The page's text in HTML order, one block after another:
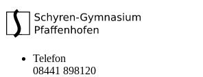
Telefon
08441 898120